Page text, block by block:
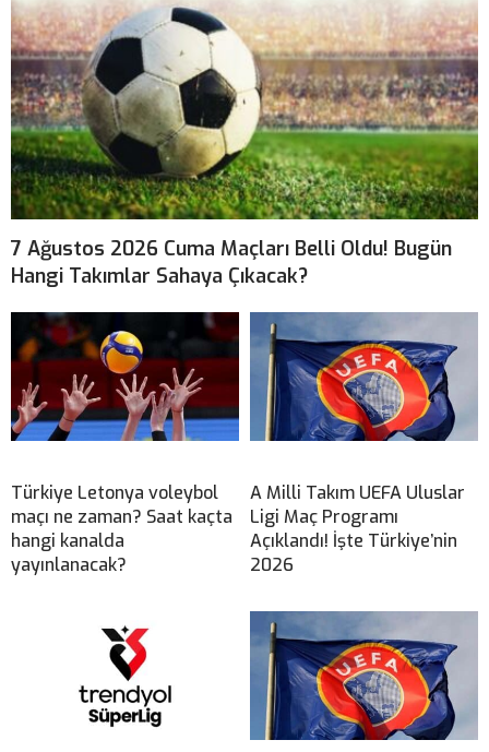
7 Ağustos 2026 Cuma Maçları Belli Oldu! Bugün
Hangi Takımlar Sahaya Çıkacak?
Türkiye Letonya voleybol
maçı ne zaman? Saat kaçta
hangi kanalda
yayınlanacak?
A Milli Takım UEFA Uluslar
Ligi Maç Programı
Açıklandı! İşte Türkiye’nin
2026